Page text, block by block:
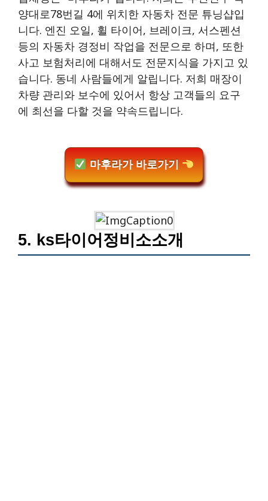
양대로78번길 4에 위치한 자동차 전문 튜닝샵입
니다. 엔진 오일, 휠 타이어, 브레이크, 서스펜션
등의 자동차 경정비 작업을 전문으로 하며, 또한
사고 보험처리에 대해서도 전문지식을 가지고 있
습니다. 동네 사람들에게 알립니다. 저희 매장이
차량 관리와 보수에 있어서 항상 고객들의 요구
에 최선을 다할 것을 약속드립니다.
마후라가 바로가기
5. ks타이어정비소소개